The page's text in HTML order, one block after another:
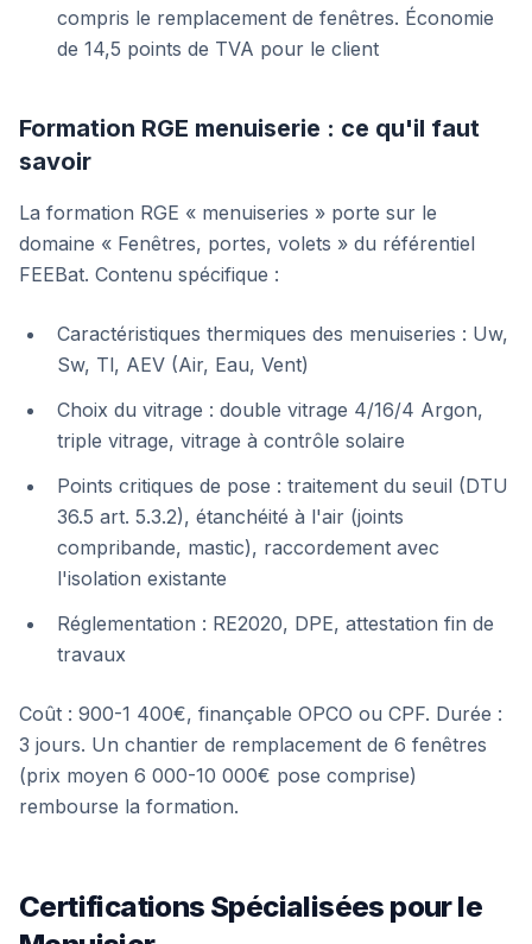
compris le remplacement de fenêtres. Économie
de 14,5 points de TVA pour le client
Formation RGE menuiserie : ce qu'il faut
savoir
La formation RGE « menuiseries » porte sur le
domaine « Fenêtres, portes, volets » du référentiel
FEEBat. Contenu spécifique :
Caractéristiques thermiques des menuiseries : Uw,
Sw, Tl, AEV (Air, Eau, Vent)
Choix du vitrage : double vitrage 4/16/4 Argon,
triple vitrage, vitrage à contrôle solaire
Points critiques de pose : traitement du seuil (DTU
36.5 art. 5.3.2), étanchéité à l'air (joints
compribande, mastic), raccordement avec
l'isolation existante
Réglementation : RE2020, DPE, attestation fin de
travaux
Coût : 900-1 400€, finançable OPCO ou CPF. Durée :
3 jours. Un chantier de remplacement de 6 fenêtres
(prix moyen 6 000-10 000€ pose comprise)
rembourse la formation.
Certifications Spécialisées pour le